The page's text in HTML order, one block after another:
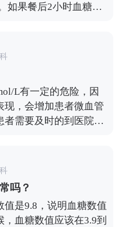
如果餐后2小时血糖低
于11.1毫摩尔/升，这
餐后2小时的血糖水
此时考虑糖尿病。因
摩尔/升是糖耐量受损
查一次，即每隔一天
和餐后2小时血糖。
L有一定的危险，因
现，会增加患者微血管
者需要及时的到医院进
确定为糖尿病前期空
后两小时检测血糖是
要注意通过饮食以及
以及运动调控一段时
有血糖增高的风险。
吗？
是9.8，说明血糖数值
血糖数值应该在3.9到